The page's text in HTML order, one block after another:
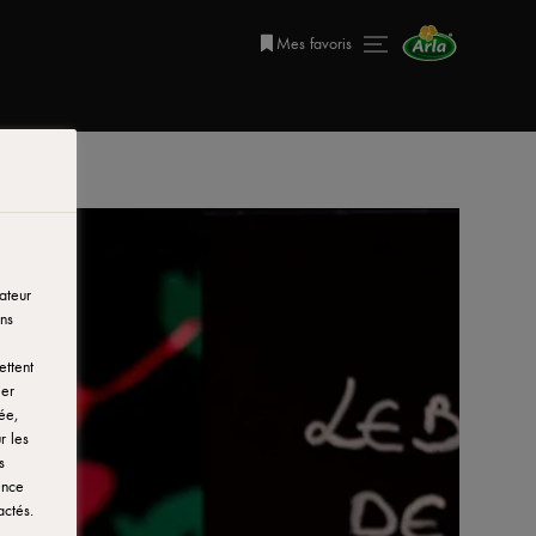
Mes favoris
les